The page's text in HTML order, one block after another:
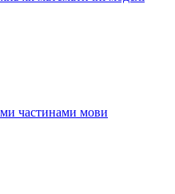
частинами мови